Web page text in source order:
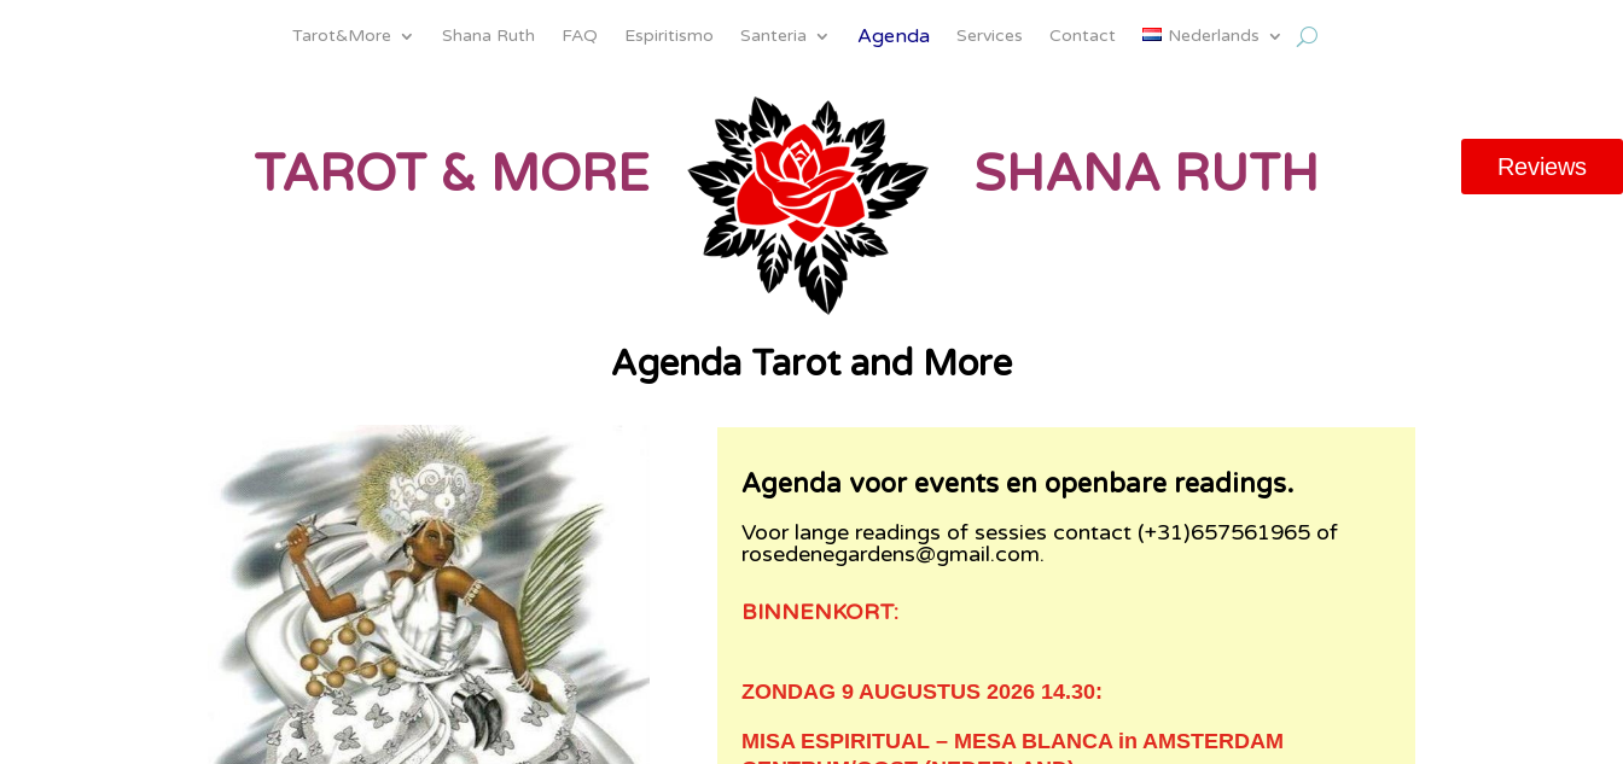
Tarot&More Shana Ruth FAQ Espiritismo Santeria Agenda Services Contact Nederlands
TAROT & MORE SHANA RUTH Reviews
Agenda Tarot and More
Agenda voor events en openbare readings.
Voor lange readings of sessies contact (+31)657561965 of
rosedenegardens@gmail.com.
BINNENKORT:
ZONDAG 9 AUGUSTUS 2026 14.30:
MISA ESPIRITUAL – MESA BLANCA in AMSTERDAM